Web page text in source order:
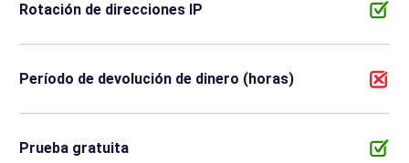
Rotación de direcciones IP
Período de devolución de dinero (horas)
Prueba gratuita